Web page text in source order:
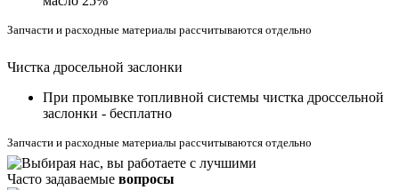
Запчасти и расходные материалы рассчитываются отдельно
Чистка дросельной заслонки
При промывке топливной системы чистка дроссельной
заслонки - бесплатно
Запчасти и расходные материалы рассчитываются отдельно
Часто задаваемые вопросы